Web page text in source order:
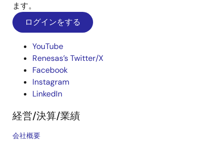
ます。
ログインをする
YouTube
Renesas’s Twitter/X
Facebook
Instagram
LinkedIn
経営/決算/業績
会社概要